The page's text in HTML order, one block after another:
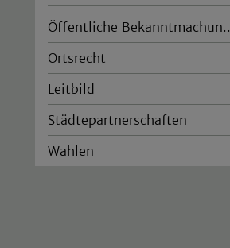
Öffentliche Bekanntmachun..
Ortsrecht
Leitbild
Städtepartnerschaften
Wahlen